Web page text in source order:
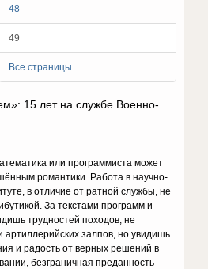
48
49
Все страницы
15 лет на службе Военно-
или программиста может
романтики. Работа в научно-
в отличие от ратной службы, не
За текстами программ и
трудностей походов, не
залпов, но увидишь
и радость от верных решений в
безграничная преданность